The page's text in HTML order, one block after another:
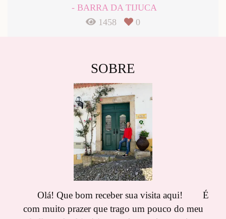
BARRA DA TIJUCA
1458
0
SOBRE
Olá! Que bom receber sua visita aqui! É
com muito prazer que trago um pouco do meu